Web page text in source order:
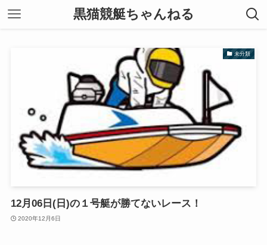
黒猫競艇ちゃんねる
未分類
12月06日(日)の１号艇が勝てないレース！
2020年12月6日